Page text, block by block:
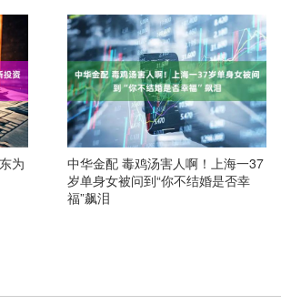
为
中华金配 毒鸡汤害人啊！上海一37
岁单身女被问到“你不结婚是否幸
福”飙泪